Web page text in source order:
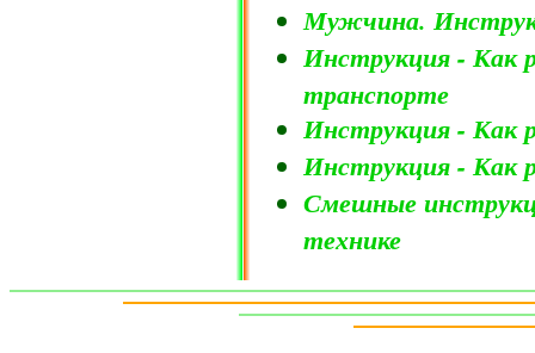
Мужчина.
Инструкция - Как
транспорте
Инструкция - Как
Инструкция - Как
Смешные
технике